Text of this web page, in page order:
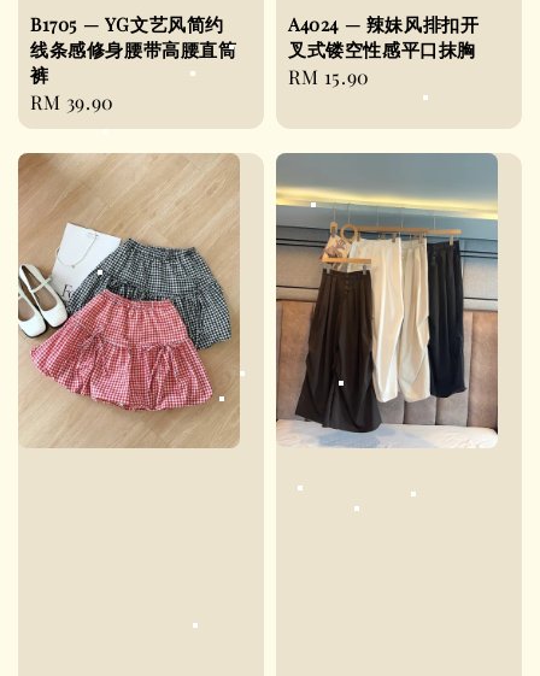
B1705 — YG文艺风简约
线条感修身腰带高腰直筒
裤
Regular
price
RM 39.90
A4024 — 辣妹风排扣开
叉式镂空性感平口抹胸
Regular
RM 15.90